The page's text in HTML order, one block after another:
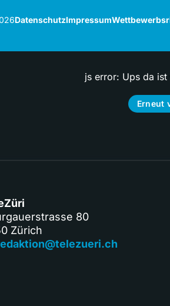
DatenschutzImpressum
js error: Ups da
Erneut
80
Zürich